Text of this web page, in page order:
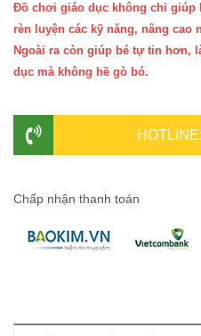
Đồ chơi giáo dục không chỉ giúp
rèn luyện các kỹ năng, nâng cao
Ngoài ra còn giúp bé tự tin hơn,
dục mà không hề gò bó.
Chấp nhận thanh toán